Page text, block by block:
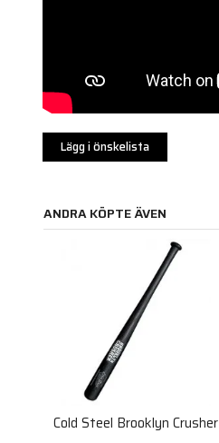
Lägg i önskelista
ANDRA KÖPTE ÄVEN
Cold Steel Brooklyn Crusher